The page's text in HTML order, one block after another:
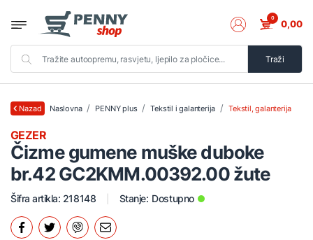
Traži
0 0,00
Nazad Naslovna PENNY plus Tekstil i galanterija Tekstil, galanterija
Čizme gumene muške duboke
br.42 GC2KMM.00392.00 žute
GEZER
Šifra artikla: 218148 Stanje: Dostupno